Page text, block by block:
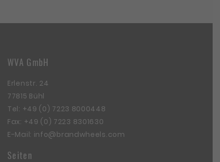
WVA GmbH
Erlenstr. 24
77815 Bühl
Tel: +49 (0) 7223 8000448
Fax: +49 (0) 7223 8301630
E-Mail: info@brandwheels.com
Seiten